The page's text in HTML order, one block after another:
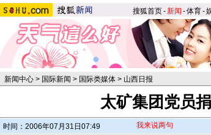
搜狐首页-新闻 -体育-
新闻中心 > 国际新闻 > 国际类媒体 > 山西日报
太矿集团党员
时间：2006年07月31日07:49 我来说两句